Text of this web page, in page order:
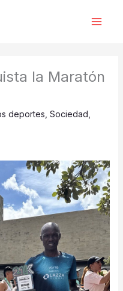
la Maratón
deportes Sociedad